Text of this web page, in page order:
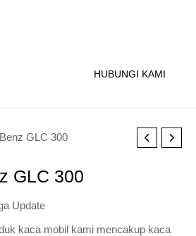
HUBUNGI KAMI
GLC 300
GLC 300
Update
kaca mobil kami mencakup kaca